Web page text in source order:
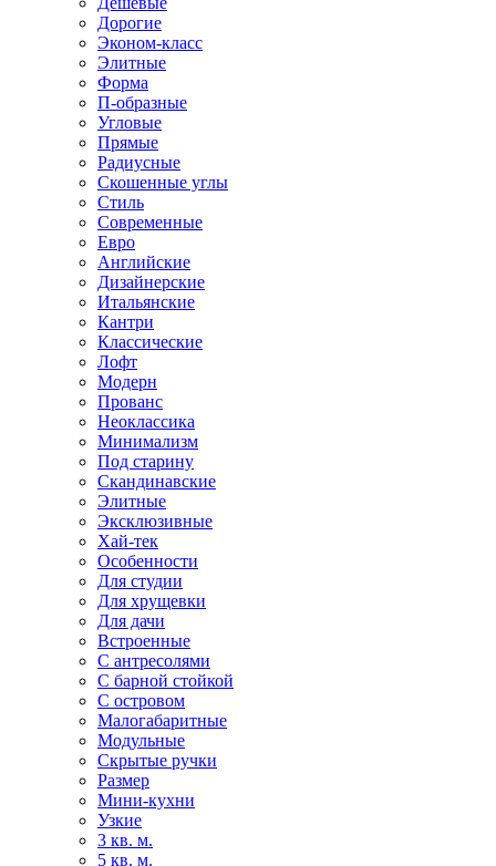
Дорогие
Эконом-класс
Элитные
Форма
П-образные
Угловые
Прямые
Радиусные
Скошенные углы
Стиль
Современные
Евро
Английские
Дизайнерские
Итальянские
Кантри
Классические
Лофт
Модерн
Прованс
Неоклассика
Минимализм
Под старину
Скандинавские
Элитные
Эксклюзивные
Хай-тек
Особенности
Для студии
Для хрущевки
Для дачи
Встроенные
С антресолями
С барной стойкой
С островом
Малогабаритные
Модульные
Скрытые ручки
Размер
Мини-кухни
Узкие
3 кв. м.
5 кв. м.